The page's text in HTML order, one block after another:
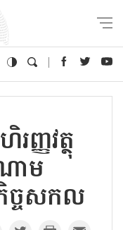
ញវត្ថុ
ាម
ច្ចសកល